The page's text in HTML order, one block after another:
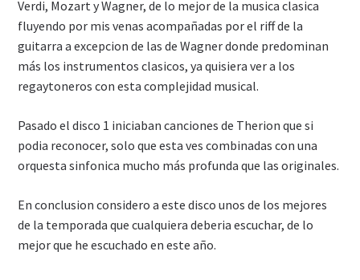
Verdi, Mozart y Wagner, de lo mejor de la musica clasica
fluyendo por mis venas acompañadas por el riff de la
guitarra a excepcion de las de Wagner donde predominan
más los instrumentos clasicos, ya quisiera ver a los
regaytoneros con esta complejidad musical.
Pasado el disco 1 iniciaban canciones de Therion que si
podia reconocer, solo que esta ves combinadas con una
orquesta sinfonica mucho más profunda que las originales.
En conclusion considero a este disco unos de los mejores
de la temporada que cualquiera deberia escuchar, de lo
mejor que he escuchado en este año.